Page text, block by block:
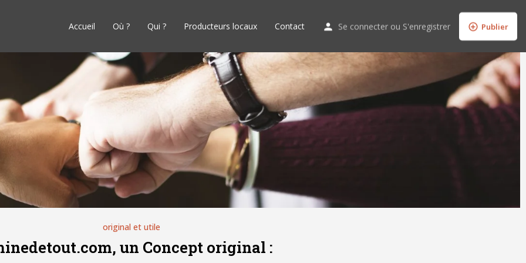
Accueil Où ? Qui ? Producteurs locaux Contact Se connecter ou S'enregistrer Publier
original et utile
un Concept original :